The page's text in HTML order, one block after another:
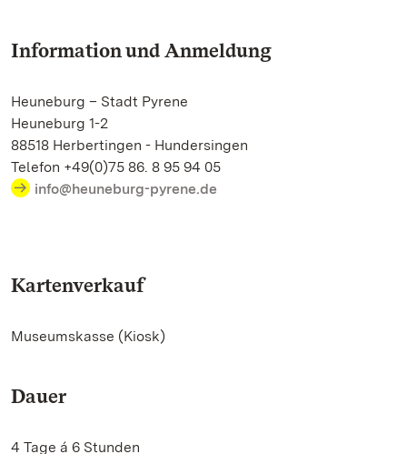
Information und Anmeldung
Heuneburg – Stadt Pyrene
Heuneburg 1-2
88518 Herbertingen - Hundersingen
Telefon +49(0)75 86. 8 95 94 05
info@heuneburg-pyrene.de
Kartenverkauf
Museumskasse (Kiosk)
Dauer
4 Tage á 6 Stunden